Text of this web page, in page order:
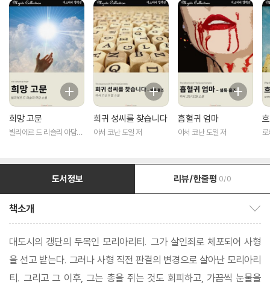
희망 고문
빌리에르 드 리슬리 아담
희귀 성씨를 찾습니다
아서 코난 도일 저
흡혈귀 엄마
아서 코난 도일 저
도서정보 리뷰/한줄평 0/0
책소개
대도시의 갱단의 두목인 모리아리티. 그가 살인죄로 체포되어 사형
을 선고 받는다. 그러나 사형 직전 판결의 변경으로 살아난 모리아리
티. 그리고 그 이후, 그는 총을 쥐는 것도 회피하고, 가끔씩 눈물을